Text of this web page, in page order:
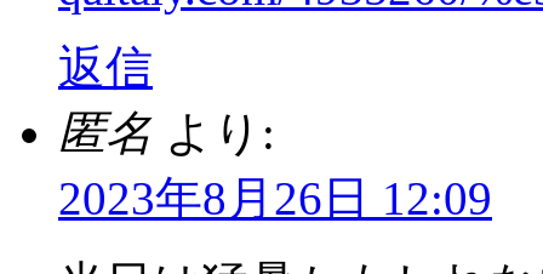
返信
匿名 より:
2023年8月26日 12:09